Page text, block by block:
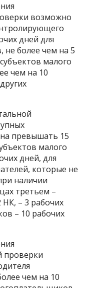
возможно
дней для
не более чем на 5
малого
чем на 10
превышать 15
малого
дней, для
которые не
наличии
третьем –
НК, – 3 рабочих
– 10 рабочих
проверки
чем на 10